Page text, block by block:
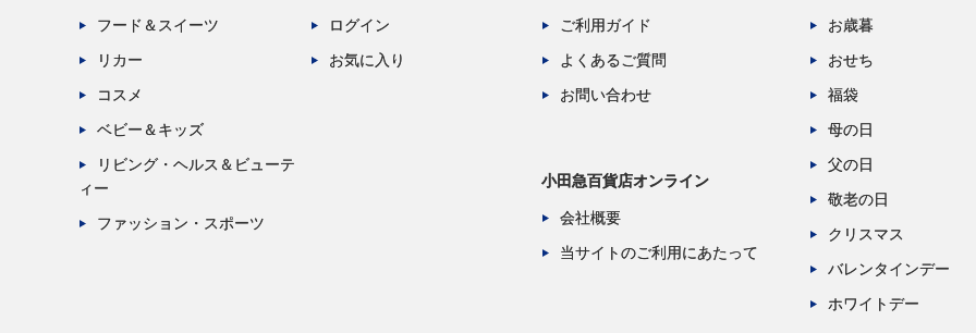
フード＆スイーツ
リカー
コスメ
ベビー＆キッズ
リビング・ヘルス＆ビューテ
ィー
ファッション・スポーツ
ログイン
お気に入り
ご利用ガイド
よくあるご質問
お問い合わせ
小田急百貨店オンライン
会社概要
当サイトのご利用にあたって
お歳暮
おせち
福袋
母の日
父の日
敬老の日
クリスマス
バレンタインデー
ホワイトデー